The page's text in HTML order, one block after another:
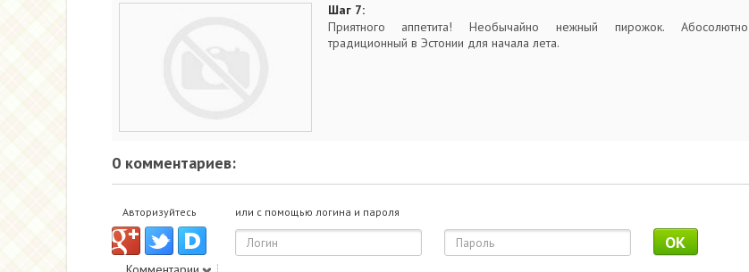
Шаг 7:
Приятного аппетита! Необычайно нежный пирожок. Абосолютно
традиционный в Эстонии для начала лета.
0 комментариев:
Авторизуйтесь или с помощью логина и пароля
OK